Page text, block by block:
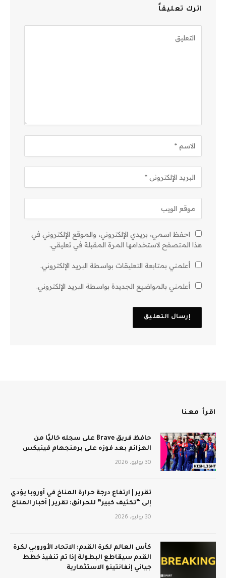
اترك تعليقاً
احفظ اسمي، بريدي الإلكتروني، والموقع الإلكتروني في
هذا المتصفح لاستخدامها المرة المقبلة في تعليقي.
أعلمني بمتابعة التعليقات بواسطة البريد الإلكتروني.
أعلمني بالمواضيع الجديدة بواسطة البريد الإلكتروني.
اقرأ معنا
حافظ فريق Brave على سجله خاليًا من
الهزائم بعد فوزه على برمنجهام فينيكس
30 يوليو، 2026
تقرير | ارتفاع درجة حرارة المناخ في أوروبا يؤدي
إلى “تكثيف كبير” للحرائق: تقرير | أخبار المناخ
30 يوليو، 2026
كأس العالم لكرة القدم: الاتحاد الأوروبي لكرة
القدم سيقاطع البطولة إذا تم تنفيذ خطط
جياني إنفانتينو الاستثمارية